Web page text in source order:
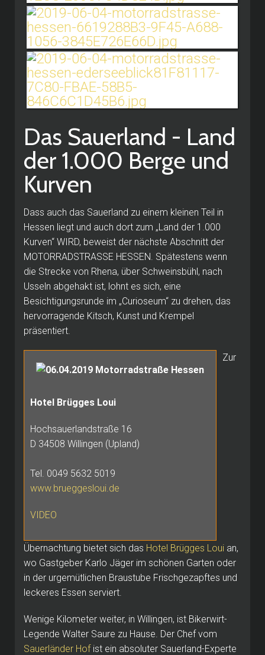
Das Sauerland - Land
der 1.000 Berge und
Kurven
Dass auch das Sauerland zu einem kleinen Teil in
Hessen liegt und auch dort zum „Land der 1.000
Kurven“ WIRD, beweist der nächste Abschnitt der
MOTORRADSTRASSE HESSEN. Spätestens wenn
die Strecke von Rhena, über Schweinsbühl, nach
Usseln abgehakt ist, lohnt es sich, eine
Besichtigungsrunde im „Curioseum“ zu drehen, das
hervorragende Kitsch, Kunst und Krempel
präsentiert.
Hotel Brügges Loui
Hochsauerlandstraße 16
D 34508 Willingen (Upland)
Tel. 0049 5632 5019
www.brueggesloui.de
VIDEO
Zur
Übernachtung bietet sich das Hotel Brügges Loui an,
wo Gastgeber Karlo Jäger im schönen Garten oder
in der urgemütlichen Braustube Frischgezapftes und
leckeres Essen serviert.
Wenige Kilometer weiter, in Willingen, ist Bikerwirt-
Legende Walter Saure zu Hause. Der Chef vom
Sauerländer Hofist ein absoluter Sauerland-Experte